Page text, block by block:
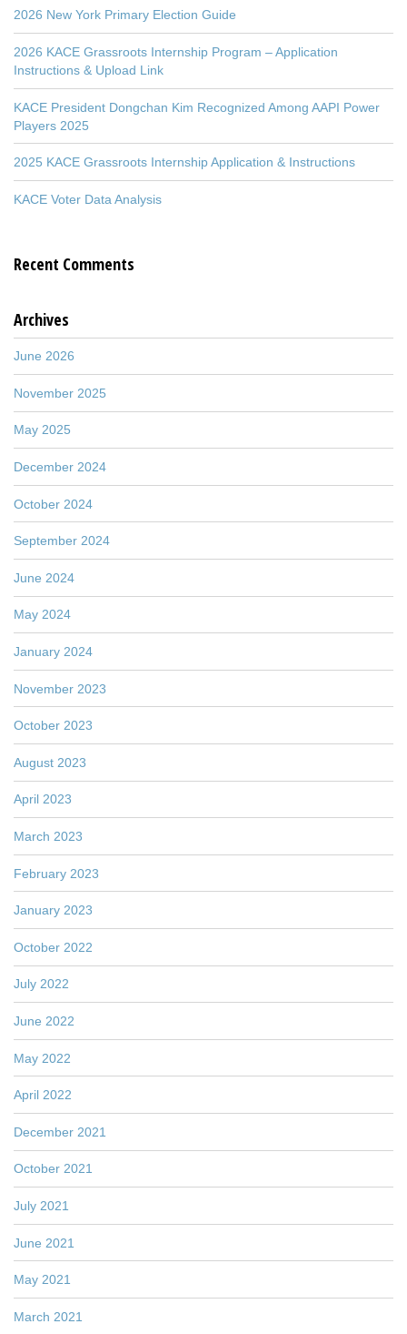
2026 New York Primary Election Guide
2026 KACE Grassroots Internship Program – Application
Instructions & Upload Link
KACE President Dongchan Kim Recognized Among AAPI Power
Players 2025
2025 KACE Grassroots Internship Application & Instructions
KACE Voter Data Analysis
Recent Comments
Archives
June 2026
November 2025
May 2025
December 2024
October 2024
September 2024
June 2024
May 2024
January 2024
November 2023
October 2023
August 2023
April 2023
March 2023
February 2023
January 2023
October 2022
July 2022
June 2022
May 2022
April 2022
December 2021
October 2021
July 2021
June 2021
May 2021
March 2021